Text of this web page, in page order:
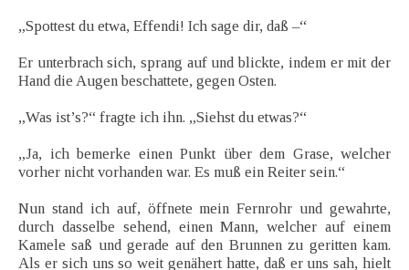
„Spottest du etwa, Effendi! Ich sage dir, daß –“
Er unterbrach sich, sprang auf und blickte, indem er mit der
Hand die Augen beschattete, gegen Osten.
„Was ist’s?“ fragte ich ihn. „Siehst du etwas?“
„Ja, ich bemerke einen Punkt über dem Grase, welcher
vorher nicht vorhanden war. Es muß ein Reiter sein.“
Nun stand ich auf, öffnete mein Fernrohr und gewahrte,
durch dasselbe sehend, einen Mann, welcher auf einem
Kamele saß und gerade auf den Brunnen zu geritten kam.
Als er sich uns so weit genähert hatte, daß er uns sah, hielt